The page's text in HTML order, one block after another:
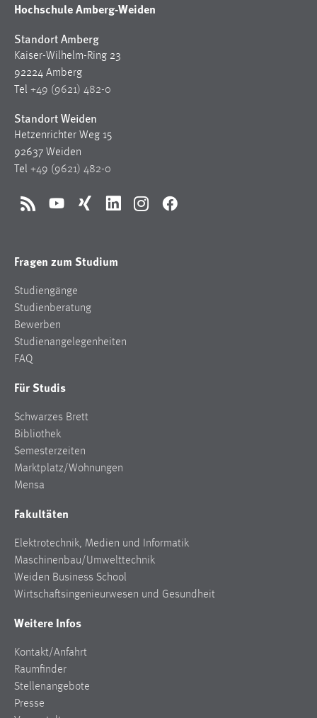
Hochschule Amberg-Weiden
Standort Amberg
Kaiser-Wilhelm-Ring 23
92224 Amberg
Tel +49 (9621) 482-0
Standort Weiden
Hetzenrichter Weg 15
92637 Weiden
Tel +49 (9621) 482-0
RSS YouTubeXing LinkedInInstagramFacebook
Fragen zum Studium
Studiengänge
Studienberatung
Bewerben
Studienangelegenheiten
FAQ
Für Studis
Schwarzes Brett
Bibliothek
Semesterzeiten
Marktplatz/Wohnungen
Mensa
Fakultäten
Elektrotechnik, Medien und Informatik
Maschinenbau/Umwelttechnik
Weiden Business School
Wirtschaftsingenieurwesen und Gesundheit
Weitere Infos
Kontakt/Anfahrt
Raumfinder
Stellenangebote
Presse